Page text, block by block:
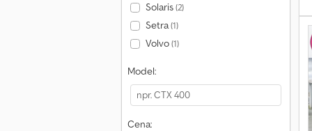
Solaris(2)
Setra(1)
Volvo(1)
Model:
Cena: